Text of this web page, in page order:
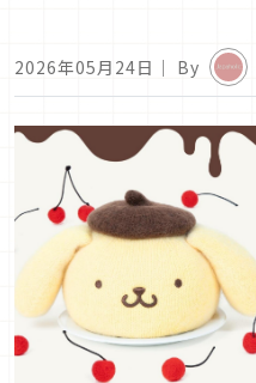
2026年05月24日 ｜ By